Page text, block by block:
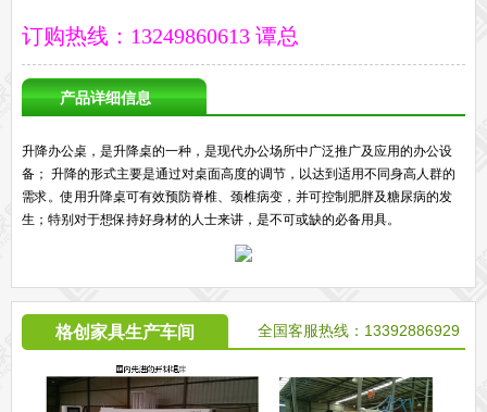
订购热线：13249860613 谭总
产品详细信息
升降办公桌，是升降桌的一种，是现代办公场所中广泛推广及应用的办公设
备； 升降的形式主要是通过对桌面高度的调节，以达到适用不同身高人群的
需求。使用升降桌可有效预防脊椎、颈椎病变，并可控制肥胖及糖尿病的发
生；特别对于想保持好身材的人士来讲，是不可或缺的必备用具。
格创家具生产车间 全国客服热线：13392886929